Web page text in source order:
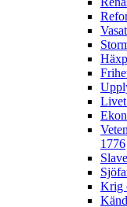
Livet
1776
Krig